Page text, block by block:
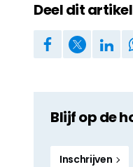
Deel dit artikel
Blijf op de
Inschrijven